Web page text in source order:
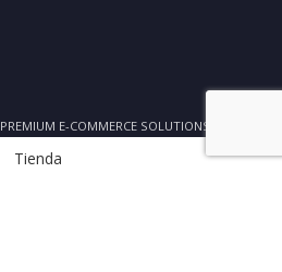
. PREMIUM E-COMMERCE SOLUTIONS.
Tienda